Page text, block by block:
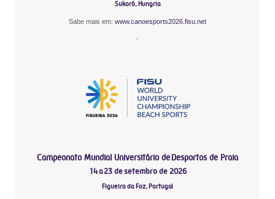
Sukoró, Hungria
Sabe mais em: www.canoesports2026.fisu.net
-
Campeonato Mundial Universitário de Desportos de Praia
14 a 23 de setembro de 2026
Figueira da Foz, Portugal